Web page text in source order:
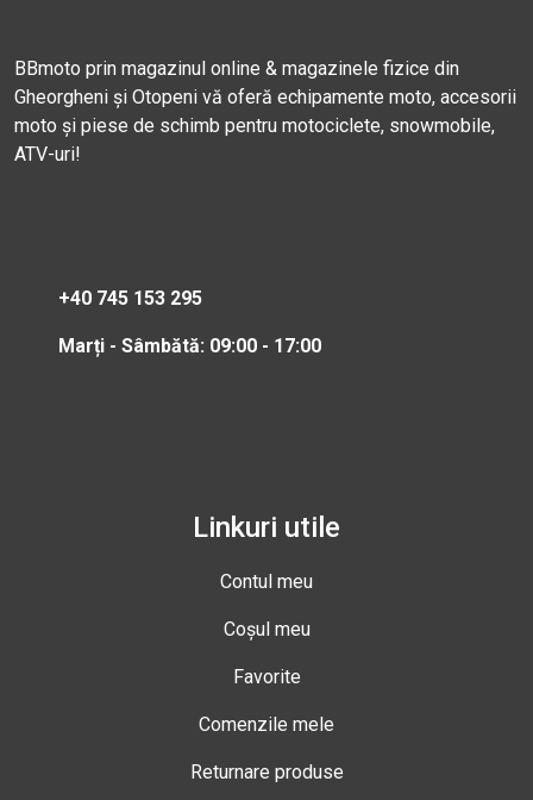
BBmoto prin magazinul online & magazinele fizice din
Gheorgheni și Otopeni vă oferă echipamente moto, accesorii
moto și piese de schimb pentru motociclete, snowmobile,
ATV-uri!
+40 745 153 295
Marți - Sâmbătă: 09:00 - 17:00
Linkuri utile
Contul meu
Coșul meu
Favorite
Comenzile mele
Returnare produse